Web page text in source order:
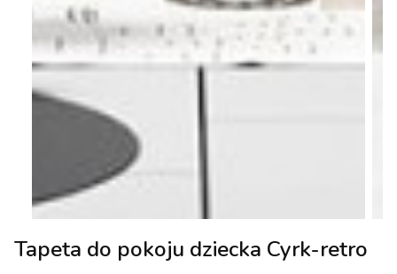
Tapeta do pokoju dziecka Cyrk-retro